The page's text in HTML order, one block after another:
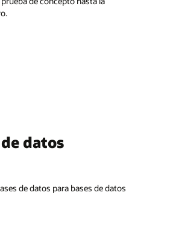
datos
de datos para bases de datos